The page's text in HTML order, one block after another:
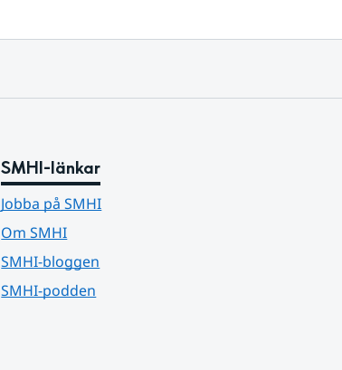
SMHI-länkar
Jobba på SMHI
Om SMHI
SMHI-bloggen
SMHI-podden